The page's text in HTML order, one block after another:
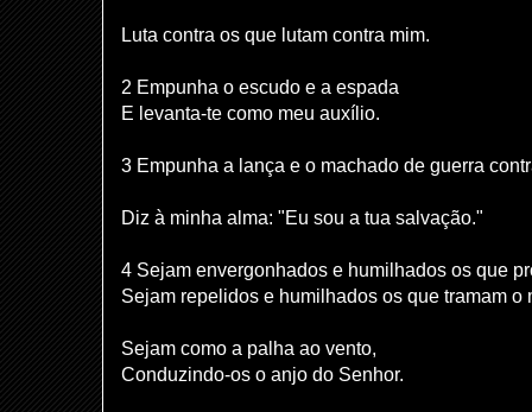
Luta contra os que lutam contra mim.
2 Empunha o escudo e a espada
E levanta-te como meu auxílio.
3 Empunha a lança e o machado de guerra
Diz à minha alma: "Eu sou a tua salvação."
4 Sejam envergonhados e humilhados os que
Sejam repelidos e humilhados os que tramam o
Sejam como a palha ao vento,
Conduzindo-os o anjo do Senhor.